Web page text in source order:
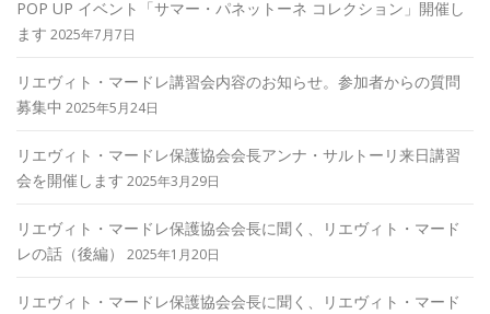
POP UP イベント「サマー・パネットーネ コレクション」開催し
ます 2025年7月7日
リエヴィト・マードレ講習会内容のお知らせ。参加者からの質問
募集中 2025年5月24日
リエヴィト・マードレ保護協会会長アンナ・サルトーリ来日講習
会を開催します 2025年3月29日
リエヴィト・マードレ保護協会会長に聞く、リエヴィト・マード
レの話（後編）
2025年1月20日
リエヴィト・マードレ保護協会会長に聞く、リエヴィト・マード